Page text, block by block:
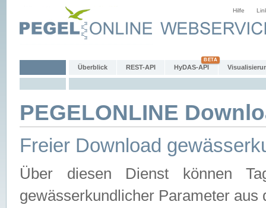
Hilfe
Überblick REST-API HyDAS-API
PEGELONLINE
Freier Download
Über diesen Dienst können
gewässerkundlicher Parameter aus